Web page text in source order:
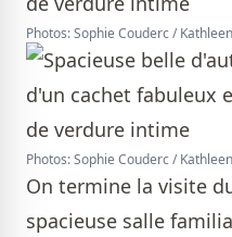
Photos: Sophie Couderc /
Photos: Sophie Couderc /
On termine la visite
spacieuse salle